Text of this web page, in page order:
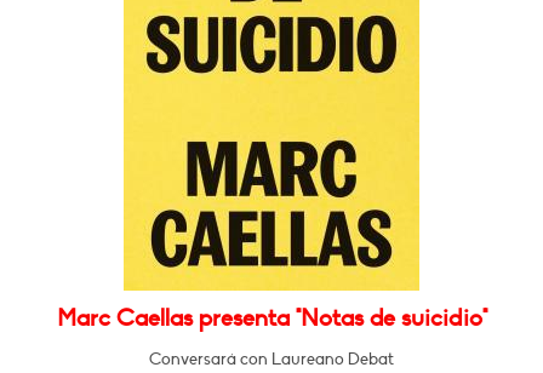
Marc Caellas presenta "Notas de suicidio"
Conversará con Laureano Debat